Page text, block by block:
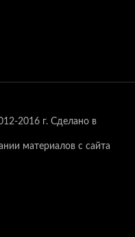
2016 г. Сделано в
материалов с сайта